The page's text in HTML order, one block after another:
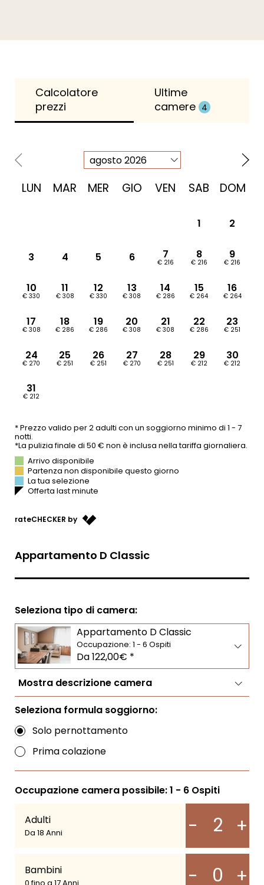
SU DI NOI
OFFERTE
WE ARE FAMILY
LIVING
SERVICE & SPA
SCOPRIRE